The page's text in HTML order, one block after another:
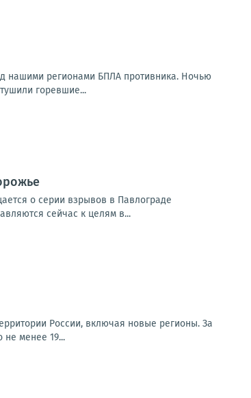
нашими регионами БПЛА противника. Ночью
горевшие...
о серии взрывов в Павлограде
сейчас к целям в...
России, включая новые регионы. За
не менее 19...